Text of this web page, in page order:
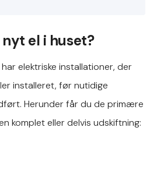
el i huset?
elektriske installationer, der
installeret, før nutidige
Herunder får du de primære
komplet eller delvis udskiftning: